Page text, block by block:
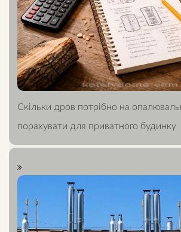
Скільки дров потрібно на
порахувати для приватного будинку